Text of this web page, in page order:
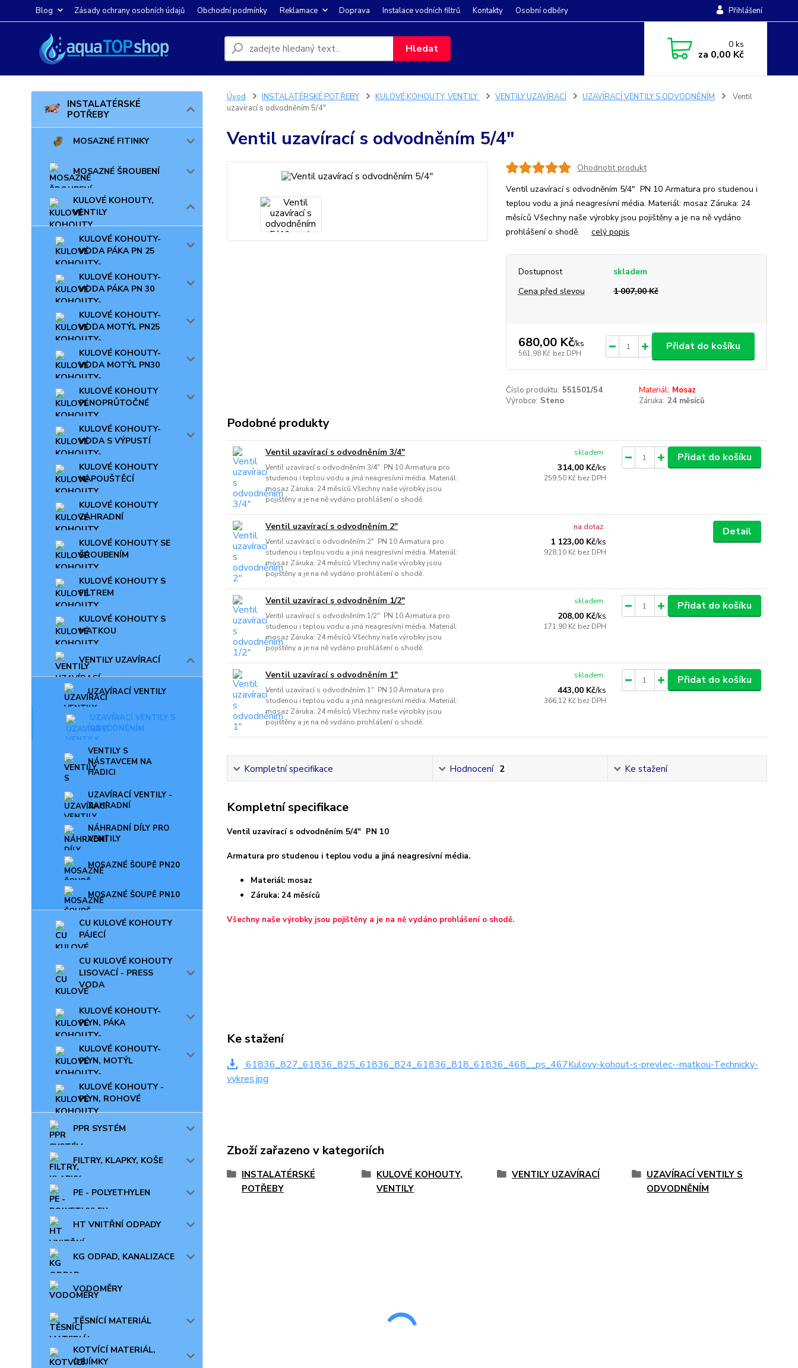
Blog Zásady ochrany osobních údajů Obchodní podmínky Reklamace Doprava Instalace vodních filtrů Kontakty Osobní odběry Přihlášení
Hledat 0ks
za 0,00 Kč
INSTALATÉRSKÉ
POTŘEBY
MOSAZNÉ FITINKY
MOSAZNÉ ŠROUBENÍ
KULOVÉ KOHOUTY,
VENTILY
KULOVÉ KOHOUTY-
VODA PÁKA PN 25
KULOVÉ KOHOUTY-
VODA PÁKA PN 30
KULOVÉ KOHOUTY-
VODA MOTÝL PN25
KULOVÉ KOHOUTY-
VODA MOTÝL PN30
KULOVÉ KOHOUTY
PLNOPRŮTOČNÉ
KULOVÉ KOHOUTY-
VODA S VÝPUSTÍ
KULOVÉ KOHOUTY
NAPOUŠTĚCÍ
KULOVÉ KOHOUTY
ZAHRADNÍ
KULOVÉ KOHOUTY SE
ŠROUBENÍM
KULOVÉ KOHOUTY S
FILTREM
KULOVÉ KOHOUTY S
MATKOU
VENTILY UZAVÍRACÍ
UZAVÍRACÍ VENTILY
UZAVÍRACÍ VENTILY S
ODVODNĚNÍM
VENTILY S
NÁSTAVCEM NA
HADICI
UZAVÍRACÍ VENTILY -
ZAHRADNÍ
NÁHRADNÍ DÍLY PRO
VENTILY
MOSAZNÉ ŠOUPĚ PN20
MOSAZNÉ ŠOUPĚ PN10
CU KULOVÉ KOHOUTY
PÁJECÍ
CU KULOVÉ KOHOUTY
LISOVACÍ - PRESS
VODA
KULOVÉ KOHOUTY-
PLYN, PÁKA
KULOVÉ KOHOUTY-
PLYN, MOTÝL
KULOVÉ KOHOUTY -
PLYN, ROHOVÉ
PPR SYSTÉM
FILTRY, KLAPKY, KOŠE
PE - POLYETHYLEN
HT VNITŘNÍ ODPADY
KG ODPAD, KANALIZACE
VODOMĚRY
TĚSNÍCÍ MATERIÁL
KOTVÍCÍ MATERIÁL,
OBJÍMKY
Úvod INSTALATÉRSKÉ POTŘEBY KULOVÉ KOHOUTY, VENTILY VENTILY UZAVÍRACÍ UZAVÍRACÍ VENTILY S ODVODNĚNÍM
Ventil
uzavírací s odvodněním 5/4"
Ventil uzavírací s odvodněním 5/4"
Ohodnotit produkt
Ventil uzavírací s odvodněním 5/4" PN 10 Armatura pro studenou i
teplou vodu a jiná neagresívní média. Materiál: mosaz Záruka: 24
měsíců Všechny naše výrobky jsou pojištěny a je na ně vydáno
prohlášení o shodě. celý popis
Dostupnost
skladem
Cena před slevou
1 007,00 Kč
680,00 Kč/ks
561,98 Kč bez DPH
Přidat do košíku
Číslo produktu: 551501/54 Materiál: Mosaz
Výrobce: Steno Záruka: 24 měsíců
Podobné produkty
Ventil uzavírací s odvodněním 3/4"
Ventil uzavírací s odvodněním 3/4" PN 10 Armatura pro
studenou i teplou vodu a jiná neagresívní média. Materiál:
mosaz Záruka: 24 měsíců Všechny naše výrobky jsou
pojištěny a je na ně vydáno prohlášení o shodě.
314,00 Kč/ks
259,50 Kč bez DPH
skladem Přidat do košíku
Ventil uzavírací s odvodněním 2"
Ventil uzavírací s odvodněním 2" PN 10 Armatura pro
studenou i teplou vodu a jiná neagresívní média. Materiál:
mosaz Záruka: 24 měsíců Všechny naše výrobky jsou
pojištěny a je na ně vydáno prohlášení o shodě.
1 123,00 Kč/ks
928,10 Kč bez DPH
na dotaz Detail
Ventil uzavírací s odvodněním 1/2"
Ventil uzavírací s odvodněním 1/2" PN 10 Armatura pro
studenou i teplou vodu a jiná neagresívní média. Materiál:
mosaz Záruka: 24 měsíců Všechny naše výrobky jsou
pojištěny a je na ně vydáno prohlášení o shodě.
208,00 Kč/ks
171,90 Kč bez DPH
skladem Přidat do košíku
Ventil uzavírací s odvodněním 1"
Ventil uzavírací s odvodněním 1" PN 10 Armatura pro
studenou i teplou vodu a jiná neagresívní média. Materiál:
mosaz Záruka: 24 měsíců Všechny naše výrobky jsou
pojištěny a je na ně vydáno prohlášení o shodě.
443,00 Kč/ks
366,12 Kč bez DPH
skladem Přidat do košíku
Kompletní specifikace Hodnocení 2 Ke stažení
Kompletní specifikace
Ventil uzavírací s odvodněním 5/4" PN 10
Armatura pro studenou i teplou vodu a jiná neagresívní média.
Materiál: mosaz
Záruka: 24 měsíců
Všechny naše výrobky jsou pojištěny a je na ně vydáno prohlášení o shodě.
Ke stažení
61836_827_61836_825_61836_824_61836_818_61836_468__ps_467Kulovy-kohout-s-prevlec--matkou-Technicky-
vykres.jpg
Zboží zařazeno v kategoriích
INSTALATÉRSKÉ
POTŘEBY
KULOVÉ KOHOUTY,
VENTILY
VENTILY UZAVÍRACÍ
UZAVÍRACÍ VENTILY S
ODVODNĚNÍM